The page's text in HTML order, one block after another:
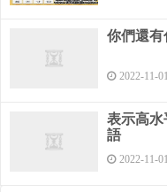
曹操敗走華容道——
曹操敗走華容道——
附上典故：出自《三
你們還有
2022-11-01
表示高水
語
2022-11-01